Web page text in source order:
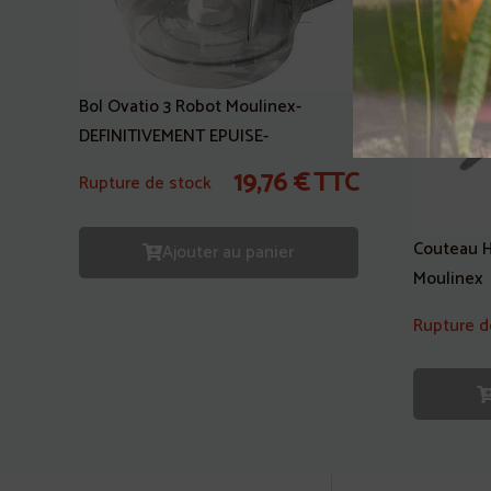
Bol Ovatio 3 Robot Moulinex-
DEFINITIVEMENT EPUISE-
Rupture de stock
19,76€TTC
Ajouter au panier
Couteau
Moulinex
Rupture